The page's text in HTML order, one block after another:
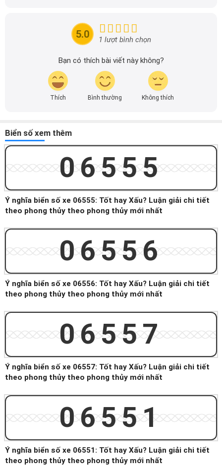
tin nhanh chóng và dễ dàng hơn.
5.0 1 lượt bình chọn
Bạn có thích bài viết này không?
Thích Bình thường Không thích
Biển số xem thêm
06555
Ý nghĩa biển số xe 06555: Tốt hay Xấu? Luận giải chi tiết
theo phong thủy theo phong thủy mới nhất
06556
Ý nghĩa biển số xe 06556: Tốt hay Xấu? Luận giải chi tiết
theo phong thủy theo phong thủy mới nhất
06557
Ý nghĩa biển số xe 06557: Tốt hay Xấu? Luận giải chi tiết
theo phong thủy theo phong thủy mới nhất
06551
Ý nghĩa biển số xe 06551: Tốt hay Xấu? Luận giải chi tiết
theo phong thủy theo phong thủy mới nhất